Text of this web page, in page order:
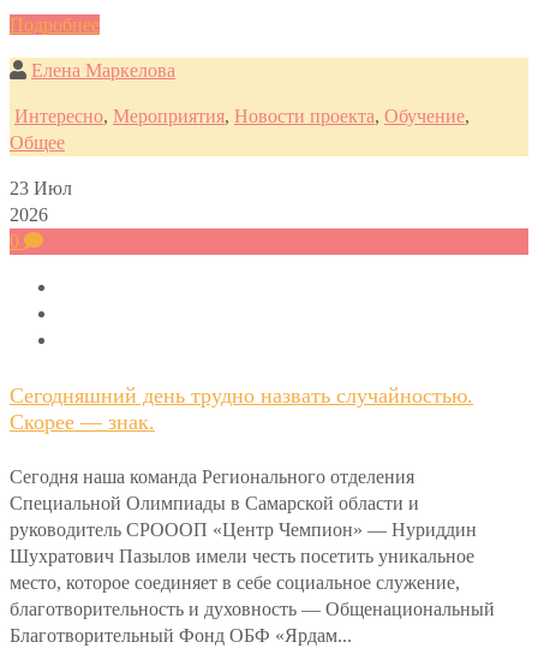
Подробнее
Елена Маркелова
Интересно, Мероприятия, Новости проекта, Обучение,
Общее
23 Июл
2026
0
Сегодняшний день трудно назвать случайностью.
Скорее — знак.
Сегодня наша команда Регионального отделения
Специальной Олимпиады в Самарской области и
руководитель СРОООП «Центр Чемпион» — Нуриддин
Шухратович Пазылов имели честь посетить уникальное
место, которое соединяет в себе социальное служение,
благотворительность и духовность — Общенациональный
Благотворительный Фонд ОБФ «Ярдам...